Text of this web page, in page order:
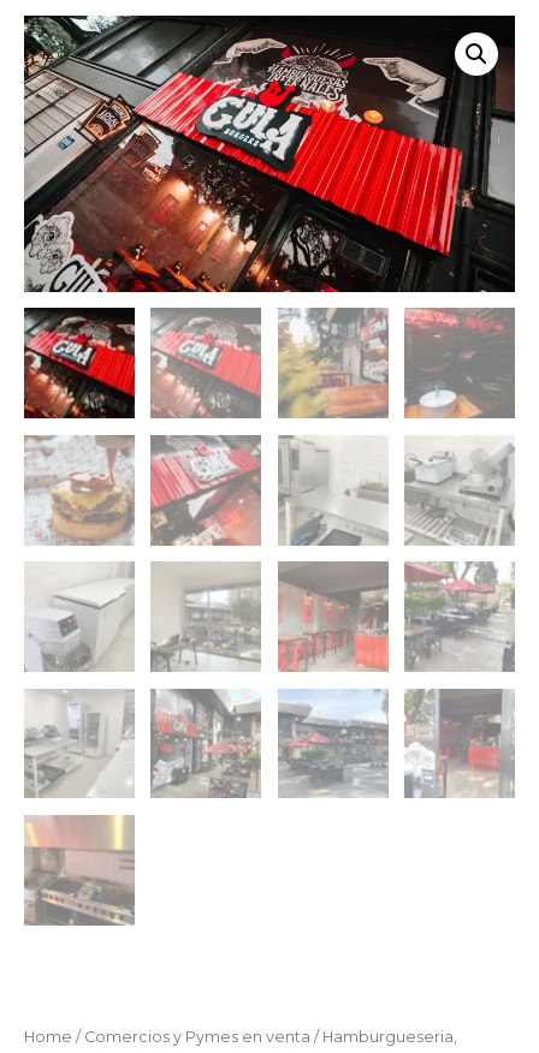
Home / Comercios y Pymes en venta / Hamburgueseria,